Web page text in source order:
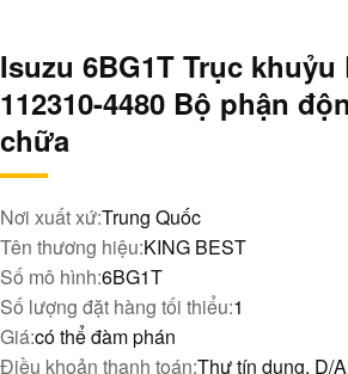
Isuzu 6BG1T Trục khuỷu
112310-4480 Bộ phận
chữa
Nơi xuất xứ:Trung Quốc
Tên thương hiệu:KING BEST
Số mô hình:6BG1T
Số lượng đặt hàng tối thiểu:1
Giá:có thể đàm phán
Điều khoản thanh toán:Thư tín dụng, D/